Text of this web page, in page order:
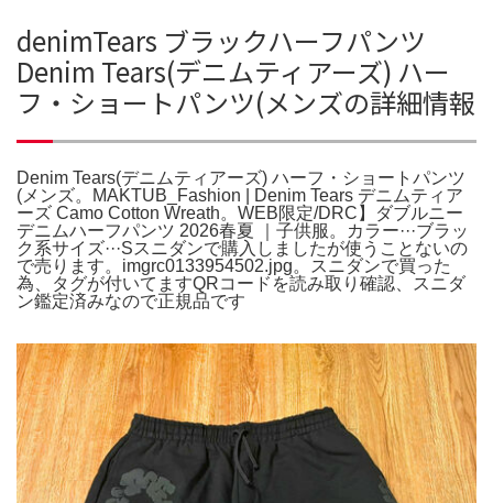
denimTears ブラックハーフパンツ
Denim Tears(デニムティアーズ) ハー
フ・ショートパンツ(メンズの詳細情報
Denim Tears(デニムティアーズ) ハーフ・ショートパンツ
(メンズ。MAKTUB_Fashion | Denim Tears デニムティア
ーズ Camo Cotton Wreath。WEB限定/DRC】ダブルニー
デニムハーフパンツ 2026春夏 ｜子供服。カラー···ブラッ
ク系サイズ···Sスニダンで購入しましたが使うことないの
で売ります。imgrc0133954502.jpg。スニダンで買った
為、タグが付いてますQRコードを読み取り確認、スニダ
ン鑑定済みなので正規品です